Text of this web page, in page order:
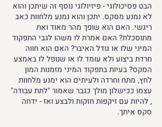
הבט פסיכולוגי - פיזיולוגי נוסף זה שיתכן והוא
לא נמנע מסקס. יתכן והוא נמנע מלחוות כאב
ריגשי. האם הוא שופך מהר מאוד ואת
מתוסכלת? האם אמרת לו משהו לגבי התפקוד
המיני שלו או גודל האיבר? האם הוא חווה
חרדת ביצוע ולא עומד לו או שנופל לו באמצע
הסקס? בעיות בתפקוד המיני מזמנות המון
לחץ, מתח וחרדה ולעיתים הוא ימנע מלחוות
עצמו ככישלון מולך כגבר שאמור "לתת עבודה"
, להיות עם זיקפות חזקות ולבצע ואז - ידחה
סקס איתך.